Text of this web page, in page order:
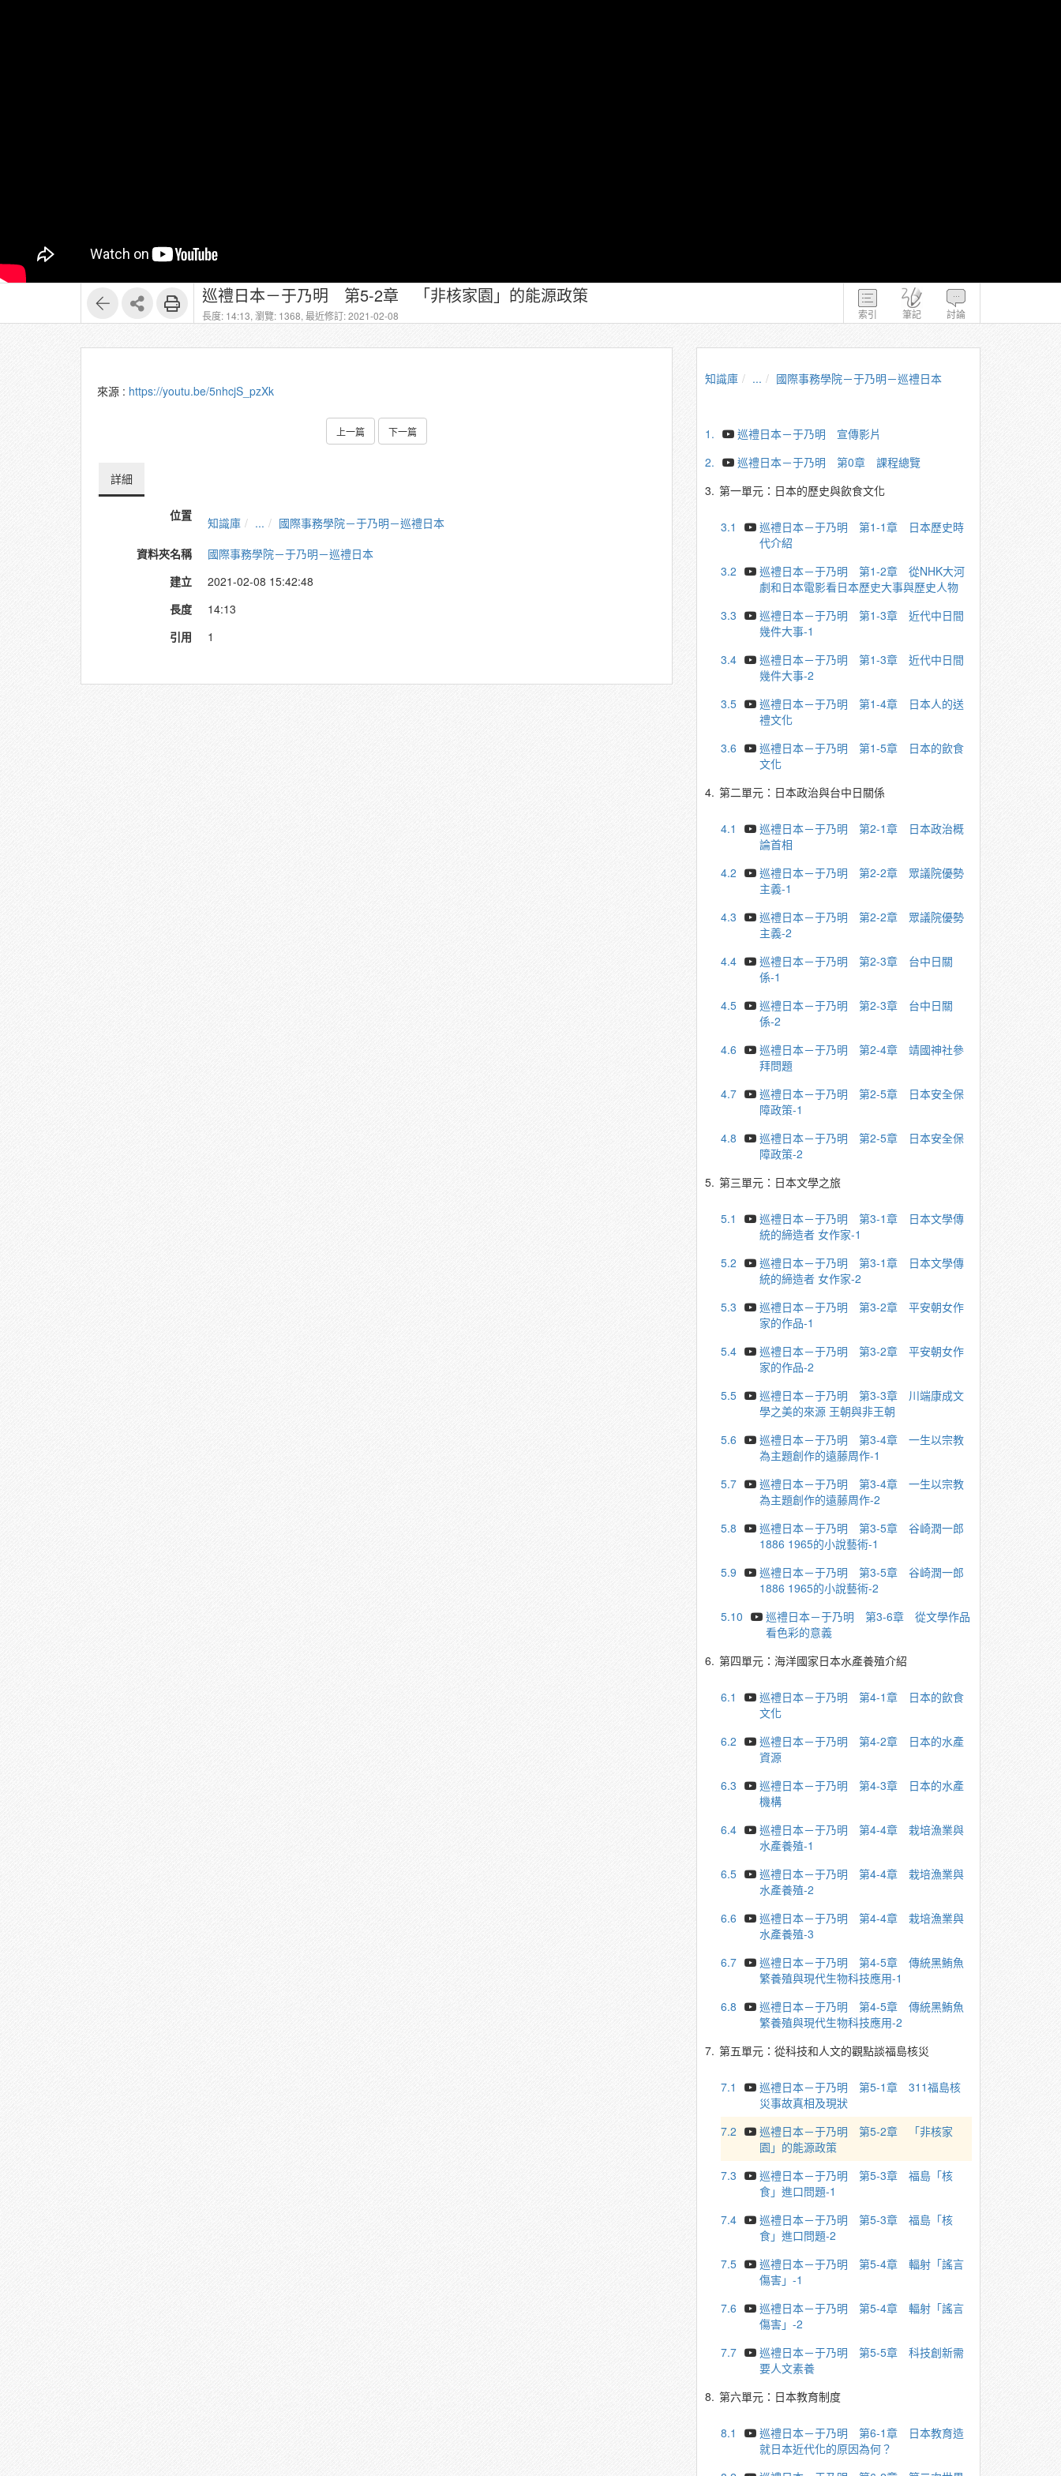
索引 筆記 討論
巡禮日本－于乃明 第5-2章 「非核家園」的能源政策
長度: 14:13, 瀏覽: 1368, 最近修訂: 2021-02-08
來源 : https://youtu.be/5nhcjS_pzXk
上一篇 下一篇
詳細
位置 知識庫 ...
國際事務學院－于乃明－巡禮日本
資料夾名稱
國際事務學院－于乃明－巡禮日本
建立
2021-02-08 15:42:48
長度
14:13
引用
1
知識庫 ... 國際事務學院－于乃明－巡禮日本
1.
巡禮日本－于乃明 宣傳影片
2.
巡禮日本－于乃明 第0章 課程總覽
3. 第一單元：日本的歷史與飲食文化
3.1
巡禮日本－于乃明 第1-1章 日本歷史時
代介紹
3.2
巡禮日本－于乃明 第1-2章 從NHK大河
劇和日本電影看日本歷史大事與歷史人物
3.3
巡禮日本－于乃明 第1-3章 近代中日間
幾件大事-1
3.4
巡禮日本－于乃明 第1-3章 近代中日間
幾件大事-2
3.5
巡禮日本－于乃明 第1-4章 日本人的送
禮文化
3.6
巡禮日本－于乃明 第1-5章 日本的飲食
文化
4. 第二單元：日本政治與台中日關係
4.1
巡禮日本－于乃明 第2-1章 日本政治概
論首相
4.2
巡禮日本－于乃明 第2-2章 眾議院優勢
主義-1
4.3
巡禮日本－于乃明 第2-2章 眾議院優勢
主義-2
4.4
巡禮日本－于乃明 第2-3章 台中日關
係-1
4.5
巡禮日本－于乃明 第2-3章 台中日關
係-2
4.6
巡禮日本－于乃明 第2-4章 靖國神社參
拜問題
4.7
巡禮日本－于乃明 第2-5章 日本安全保
障政策-1
4.8
巡禮日本－于乃明 第2-5章 日本安全保
障政策-2
5. 第三單元：日本文學之旅
5.1
巡禮日本－于乃明 第3-1章 日本文學傳
統的締造者 女作家-1
5.2
巡禮日本－于乃明 第3-1章 日本文學傳
統的締造者 女作家-2
5.3
巡禮日本－于乃明 第3-2章 平安朝女作
家的作品-1
5.4
巡禮日本－于乃明 第3-2章 平安朝女作
家的作品-2
5.5
巡禮日本－于乃明 第3-3章 川端康成文
學之美的來源 王朝與非王朝
5.6
巡禮日本－于乃明 第3-4章 一生以宗教
為主題創作的遠藤周作-1
5.7
巡禮日本－于乃明 第3-4章 一生以宗教
為主題創作的遠藤周作-2
5.8
巡禮日本－于乃明 第3-5章 谷崎潤一郎
1886 1965的小說藝術-1
5.9
巡禮日本－于乃明 第3-5章 谷崎潤一郎
1886 1965的小說藝術-2
5.10
巡禮日本－于乃明 第3-6章 從文學作品
看色彩的意義
6. 第四單元：海洋國家日本水產養殖介紹
6.1
巡禮日本－于乃明 第4-1章 日本的飲食
文化
6.2
巡禮日本－于乃明 第4-2章 日本的水產
資源
6.3
巡禮日本－于乃明 第4-3章 日本的水產
機構
6.4
巡禮日本－于乃明 第4-4章 栽培漁業與
水產養殖-1
6.5
巡禮日本－于乃明 第4-4章 栽培漁業與
水產養殖-2
6.6
巡禮日本－于乃明 第4-4章 栽培漁業與
水產養殖-3
6.7
巡禮日本－于乃明 第4-5章 傳統黑鮪魚
繁養殖與現代生物科技應用-1
6.8
巡禮日本－于乃明 第4-5章 傳統黑鮪魚
繁養殖與現代生物科技應用-2
7. 第五單元：從科技和人文的觀點談福島核災
7.1
巡禮日本－于乃明 第5-1章 311福島核
災事故真相及現狀
7.2
巡禮日本－于乃明 第5-2章 「非核家
園」的能源政策
7.3
巡禮日本－于乃明 第5-3章 福島「核
食」進口問題-1
7.4
巡禮日本－于乃明 第5-3章 福島「核
食」進口問題-2
7.5
巡禮日本－于乃明 第5-4章 輻射「謠言
傷害」-1
7.6
巡禮日本－于乃明 第5-4章 輻射「謠言
傷害」-2
7.7
巡禮日本－于乃明 第5-5章 科技創新需
要人文素養
8. 第六單元：日本教育制度
8.1
巡禮日本－于乃明 第6-1章 日本教育造
就日本近代化的原因為何？